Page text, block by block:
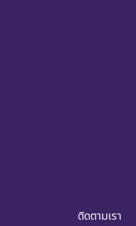
ติดตามเรา